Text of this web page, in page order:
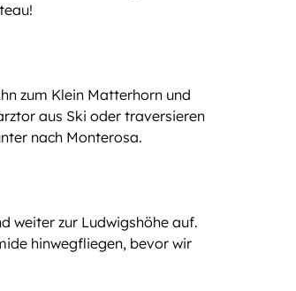
zum Klein Matterhorn und
aus Ski oder traversieren
nach Monterosa.
weiter zur Ludwigshöhe auf.
hinwegfliegen, bevor wir